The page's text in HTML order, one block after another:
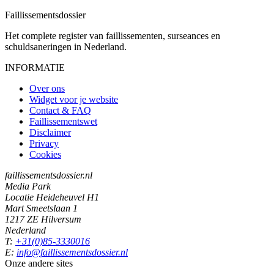
Faillissementsdossier
Het complete register van faillissementen, surseances en
schuldsaneringen in Nederland.
INFORMATIE
Over ons
Widget voor je website
Contact & FAQ
Faillissementswet
Disclaimer
Privacy
Cookies
faillissementsdossier.nl
Media Park
Locatie Heideheuvel H1
Mart Smeetslaan 1
1217 ZE Hilversum
Nederland
T: +31(0)85-3330016
E: info@faillissementsdossier.nl
Onze andere sites